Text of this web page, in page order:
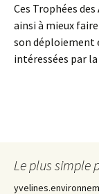
Ces Trophées
ainsi à mieux
son déploiement
intéressées par
Le plus simple